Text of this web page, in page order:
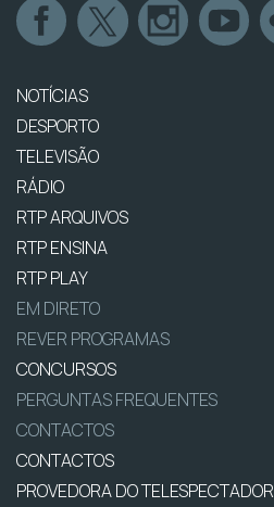
NOTÍCIAS
DESPORTO
TELEVISÃO
RÁDIO
RTP ARQUIVOS
RTP ENSINA
RTP PLAY
EM DIRETO
REVER PROGRAMAS
CONCURSOS
PERGUNTAS FREQUENTES
CONTACTOS
CONTACTOS
PROVEDORA DO TELESPECTADOR